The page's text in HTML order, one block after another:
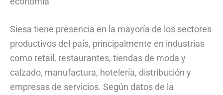
Siesa tiene presencia en la mayoría de los sectores
productivos del país, principalmente en industrias
como retail, restaurantes, tiendas de moda y
calzado, manufactura, hotelería, distribución y
empresas de servicios. Según datos de la